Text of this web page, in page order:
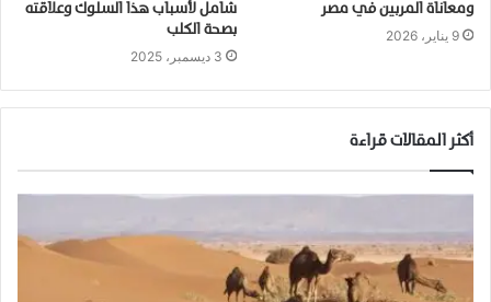
ومعاناة المربين في مصر
9 يناير، 2026
شامل لأسباب هذا السلوك وعلاقته
بصحة الكلب
3 ديسمبر، 2025
أكثر المقالات قراءة